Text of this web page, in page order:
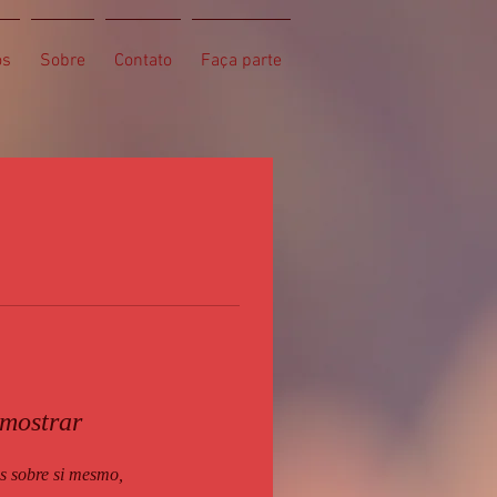
Sobre Contato Faça parte
si mesmo,